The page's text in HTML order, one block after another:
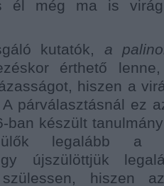
él még ma is
kutatók, a
érthető
hiszen a
párválasztásnál ez
ban készült
legalább a
újszülöttjük
szülessen, hiszen